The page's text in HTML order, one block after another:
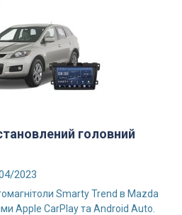
головний
2023
Smarty Trend в Mazda
Apple CarPlay та Android Auto.